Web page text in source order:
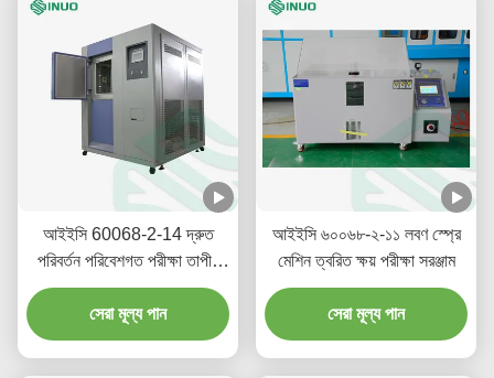
আইইসি 60068-2-14 দ্রুত
পরিবর্তন পরিবেশগত পরীক্ষা তাপীয়
শক টেস্ট চেম্বার
সেরা মূল্য পান
আইইসি ৬০০৬৮-২-১১ লবণ স্প্রে
মেশিন ত্বরিত ক্ষয় পরীক্ষা সরঞ্জাম
সেরা মূল্য পান